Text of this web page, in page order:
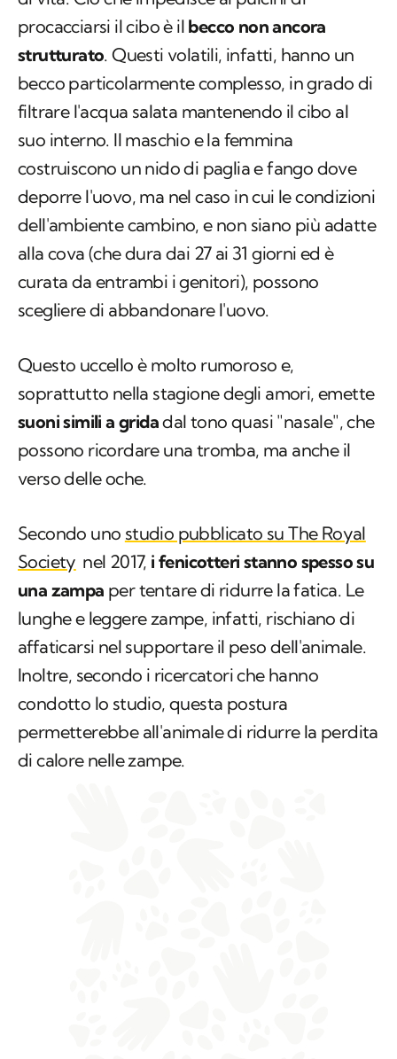
becco particolarmente complesso, in grado di
filtrare l'acqua salata mantenendo il cibo al
suo interno. Il maschio e la femmina
costruiscono un nido di paglia e fango dove
deporre l'uovo, ma nel caso in cui le condizioni
dell'ambiente cambino, e non siano più adatte
alla cova (che dura dai 27 ai 31 giorni ed è
curata da entrambi i genitori), possono
scegliere di abbandonare l'uovo.
Questo uccello è molto rumoroso e,
soprattutto nella stagione degli amori, emette
possono ricordare una tromba, ma anche il
verso delle oche.
Secondo unostudio pubblicato su The Royal
Society nel 2017,
lunghe e leggere zampe, infatti, rischiano di
affaticarsi nel supportare il peso dell'animale.
Inoltre, secondo i ricercatori che hanno
condotto lo studio, questa postura
permetterebbe all'animale di ridurre la perdita
di calore nelle zampe.